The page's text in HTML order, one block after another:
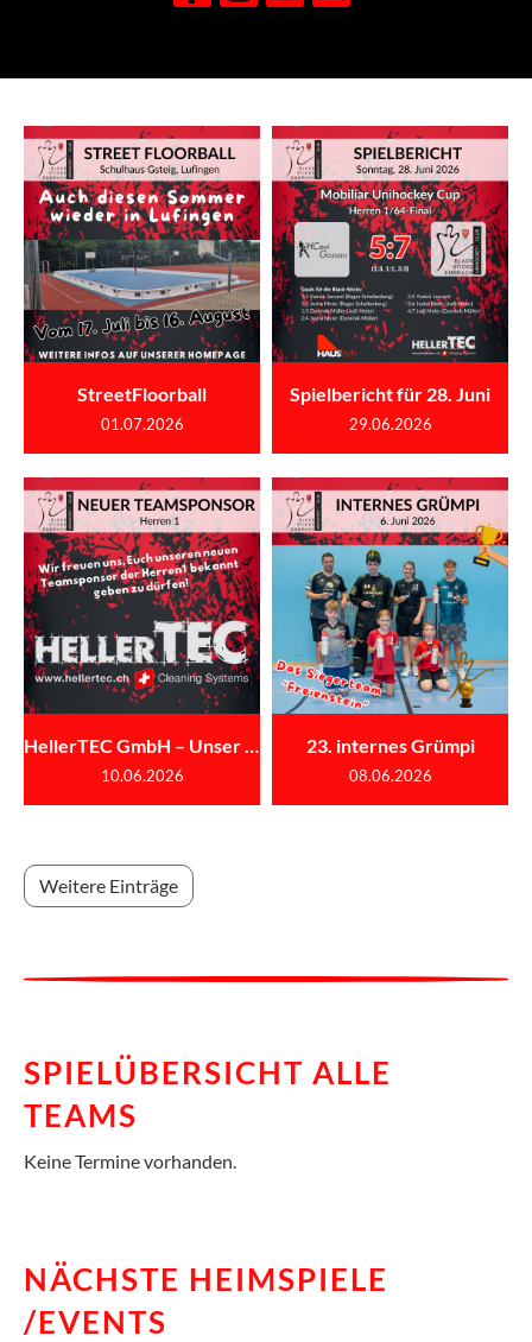
StreetFloorball
01.07.2026
Spielbericht für 28. Juni
29.06.2026
HellerTEC GmbH – Unser neuer Sponsor der Herren 1
10.06.2026
23. internes Grümpi
08.06.2026
Weitere Einträge
SPIELÜBERSICHT ALLE
TEAMS
Keine Termine vorhanden.
NÄCHSTE HEIMSPIELE
/EVENTS